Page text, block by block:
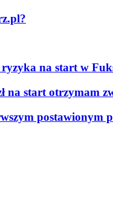
ryzyka na start w
na start otrzymam
postawionym